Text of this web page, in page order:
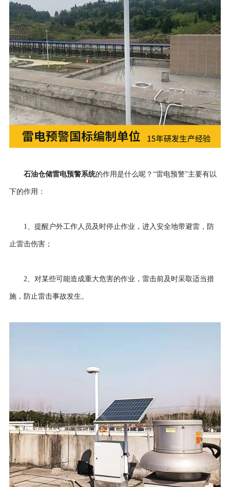
石油仓储雷电预警系统的作用是什么呢？“雷电预警”主要有以
下的作用：
1、提醒户外工作人员及时停止作业，进入安全地带避雷，防
止雷击伤害；
2、对某些可能造成重大危害的作业，雷击前及时采取适当措
施，防止雷击事故发生。